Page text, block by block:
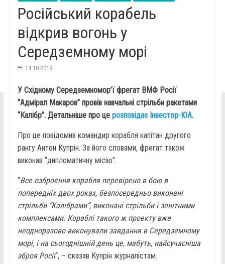
Російський корабель
відкрив вогонь у
Середземному морі
14.10.2019
У Східному Середземномор’ї фрегат ВМФ Росії
“Адмірал Макаров” провів навчальні стрільби ракетами
“Калібр”. Детальніше про це розповідає Інвестор-ЮА.
Про це повідомив командир корабля капітан другого
рангу Антон Купрін. За його словами, фрегат також
виконав “дипломатичну місію”.
“Все озброєння корабля перевірено в бою в
попередніх двох роках, безпосередньо виконані
стрільби “Калібрами”, виконані стрільби і зенітними
комплексами. Кораблі такого ж проекту вже
неодноразово виконували завдання в Середземному
морі, і на сьогоднішній день це, мабуть, найсучасніша
зброя Росії“, – сказав Купрін журналістам.